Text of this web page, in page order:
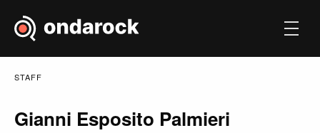
STAFF
Gianni Esposito Palmieri